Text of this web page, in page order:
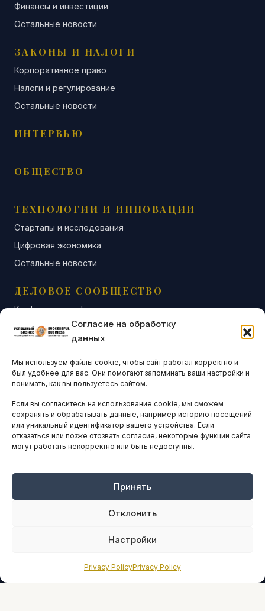
Согласие на обработку
данных
Мы используем файлы cookie, чтобы сайт работал корректно и
был удобнее для вас. Они помогают запоминать ваши настройки и
понимать, как вы пользуетесь сайтом.
Если вы согласитесь на использование cookie, мы сможем
сохранять и обрабатывать данные, например историю посещений
или уникальный идентификатор вашего устройства. Если
отказаться или позже отозвать согласие, некоторые функции сайта
могут работать некорректно или быть недоступны.
Принять
Отклонить
Настройки
Privacy PolicyPrivacy Policy
Финансы и инвестиции
Остальные новости
ЗАКОНЫ И НАЛОГИ
Корпоративное право
Налоги и регулирование
Остальные новости
ИНТЕРВЬЮ
ОБЩЕСТВО
ТЕХНОЛОГИИ И ИННОВАЦИИ
Стартапы и исследования
Цифровая экономика
Остальные новости
ДЕЛОВОЕ СООБЩЕСТВО
Конференции и форумы
Бизнес-клубы и ассоциации
Остальные новости
АНАЛИТИКА И СТАТИСТИКА
ARTICLES IN ENGLISH
НАВИГАЦИЯ
Оплата онлайн